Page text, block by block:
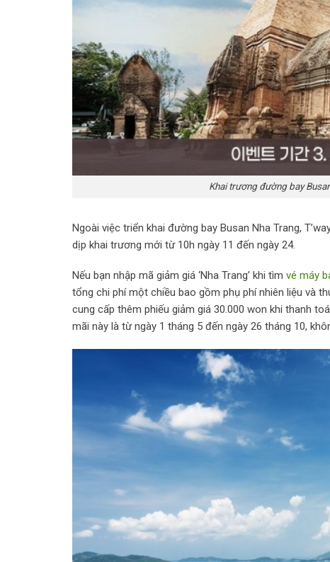
Khai trương đường bay
Ngoài việc triển khai đường bay Busan Nha Trang,
dịp khai trương mới từ 10h ngày 11 đến ngày 24.
Nếu bạn nhập mã giảm giá ‘Nha Trang’ khi tìm vé máy
tổng chi phí một chiều bao gồm phụ phí nhiên liệu và
cung cấp thêm phiếu giảm giá 30.000 won khi thanh
mãi này là từ ngày 1 tháng 5 đến ngày 26 tháng 10,